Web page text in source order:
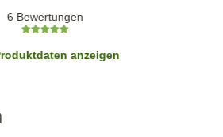
6 Bewertungen
anzeigen